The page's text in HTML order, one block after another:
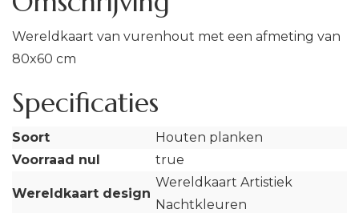
Wereldkaart van vurenhout met een afmeting van
80x60 cm
Specificaties
Soort
Houten planken
Voorraad nul
true
Wereldkaart design
Wereldkaart Artistiek
Nachtkleuren